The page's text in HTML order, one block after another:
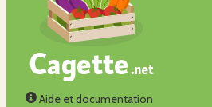
Aide et documentation